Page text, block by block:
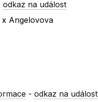
odkaz na událost
Angelovova
-odkaz na událost